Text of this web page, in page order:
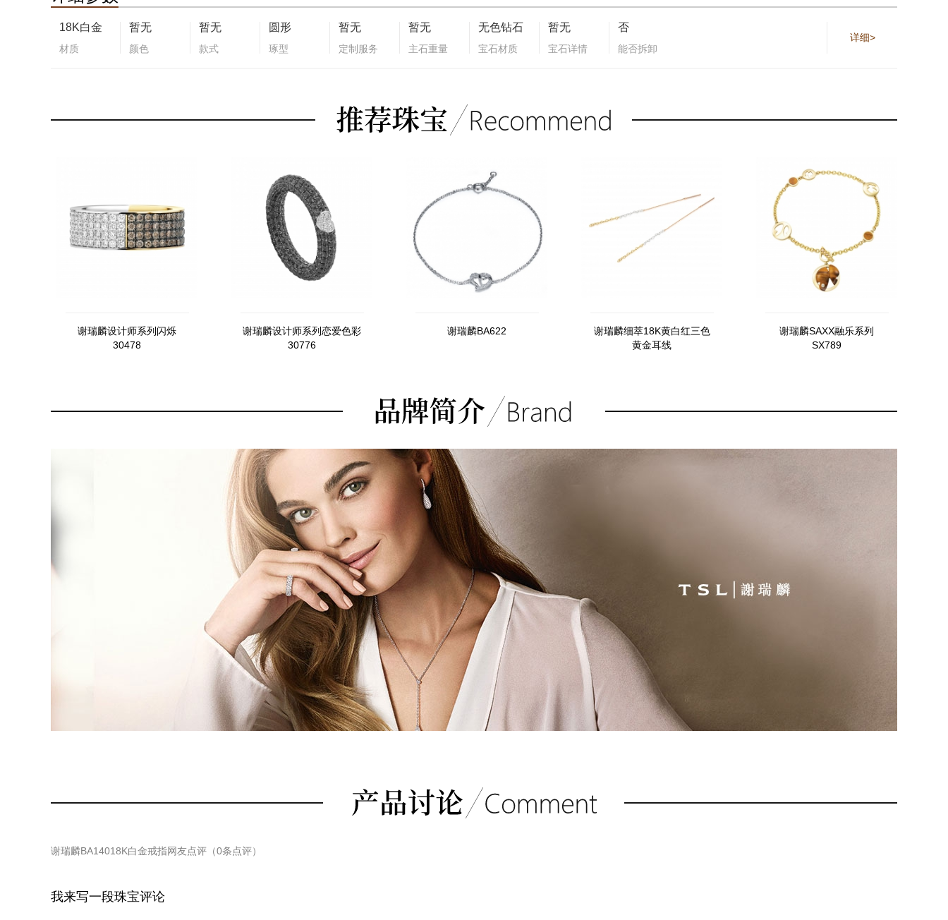
18K白金
材质
暂无
颜色
暂无
款式
圆形
琢型
暂无
定制服务
暂无
主石重量
无色钻石
宝石材质
暂无
宝石详情
否
能否拆卸
详细>
谢瑞麟设计师系列闪烁
30478
谢瑞麟设计师系列恋爱色彩
30776
谢瑞麟BA622
谢瑞麟细萃18K黄白红三色
黄金耳线
谢瑞麟SAXX融乐系列
SX789
谢瑞麟BA14018K白金戒指网友点评（0条点评）
我来写一段珠宝评论